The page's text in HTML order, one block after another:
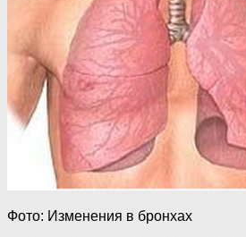
Фото: Изменения в бронхах